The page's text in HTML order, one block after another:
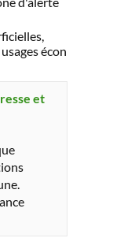
écon
et